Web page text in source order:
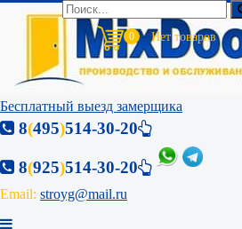
Бесплатный выезд замерщика
8(495)514-30-20
8(925)514-30-20
Email: stroyg@mail.ru
0